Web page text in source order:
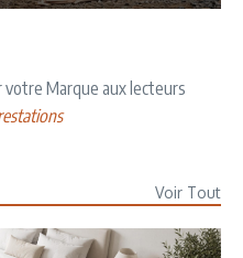
Marque aux lecteurs
Voir Tout